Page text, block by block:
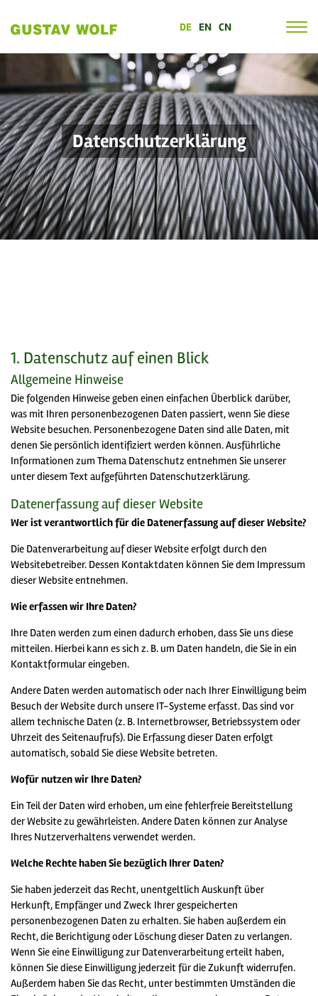
DE EN CN
Datenschutz­erklärung
1. Datenschutz auf einen Blick
Allgemeine Hinweise
Die folgenden Hinweise geben einen einfachen Überblick darüber,
was mit Ihren personenbezogenen Daten passiert, wenn Sie diese
Website besuchen. Personenbezogene Daten sind alle Daten, mit
denen Sie persönlich identifiziert werden können. Ausführliche
Informationen zum Thema Datenschutz entnehmen Sie unserer
unter diesem Text aufgeführten Datenschutzerklärung.
Datenerfassung auf dieser Website
Wer ist verantwortlich für die Datenerfassung auf dieser Website?
Die Datenverarbeitung auf dieser Website erfolgt durch den
Websitebetreiber. Dessen Kontaktdaten können Sie dem Impressum
dieser Website entnehmen.
Wie erfassen wir Ihre Daten?
Ihre Daten werden zum einen dadurch erhoben, dass Sie uns diese
mitteilen. Hierbei kann es sich z. B. um Daten handeln, die Sie in ein
Kontaktformular eingeben.
Andere Daten werden automatisch oder nach Ihrer Einwilligung beim
Besuch der Website durch unsere IT-Systeme erfasst. Das sind vor
allem technische Daten (z. B. Internetbrowser, Betriebssystem oder
Uhrzeit des Seitenaufrufs). Die Erfassung dieser Daten erfolgt
automatisch, sobald Sie diese Website betreten.
Wofür nutzen wir Ihre Daten?
Ein Teil der Daten wird erhoben, um eine fehlerfreie Bereitstellung
der Website zu gewährleisten. Andere Daten können zur Analyse
Ihres Nutzerverhaltens verwendet werden.
Welche Rechte haben Sie bezüglich Ihrer Daten?
Sie haben jederzeit das Recht, unentgeltlich Auskunft über
Herkunft, Empfänger und Zweck Ihrer gespeicherten
personenbezogenen Daten zu erhalten. Sie haben außerdem ein
Recht, die Berichtigung oder Löschung dieser Daten zu verlangen.
Wenn Sie eine Einwilligung zur Datenverarbeitung erteilt haben,
können Sie diese Einwilligung jederzeit für die Zukunft widerrufen.
Außerdem haben Sie das Recht, unter bestimmten Umständen die